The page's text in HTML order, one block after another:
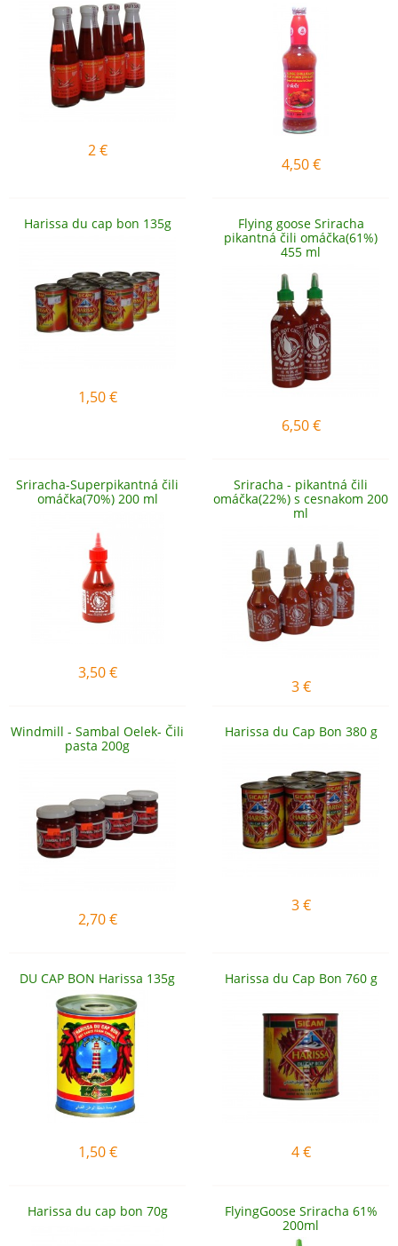
2 €
4,50 €
Harissa du cap bon 135g
1,50 €
Flying goose Sriracha
pikantná čili omáčka(61%)
455 ml
6,50 €
Sriracha-Superpikantná čili
omáčka(70%) 200 ml
3,50 €
Sriracha - pikantná čili
omáčka(22%) s cesnakom 200
ml
3 €
Windmill - Sambal Oelek- Čili
pasta 200g
2,70 €
Harissa du Cap Bon 380 g
3 €
DU CAP BON Harissa 135g
1,50 €
Harissa du Cap Bon 760 g
4 €
Harissa du cap bon 70g
FlyingGoose Sriracha 61%
200ml